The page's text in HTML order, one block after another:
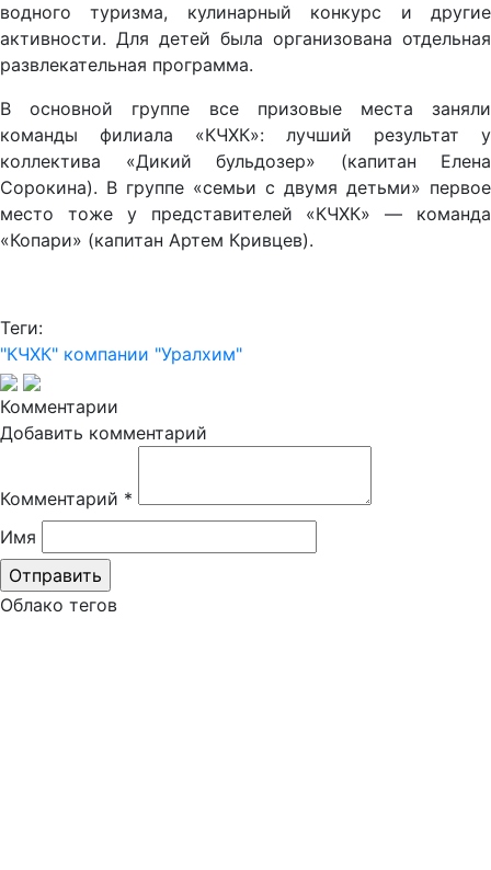
водного туризма, кулинарный конкурс и другие
активности. Для детей была организована отдельная
развлекательная программа.
В основной группе все призовые места заняли
команды филиала «КЧХК»: лучший результат у
коллектива «Дикий бульдозер» (капитан Елена
Сорокина). В группе «семьи с двумя детьми» первое
место тоже у представителей «КЧХК» — команда
«Копари» (капитан Артем Кривцев).
Теги:
"КЧХК" компании "Уралхим"
Комментарии
Добавить комментарий
Комментарий *
Имя
Облако тегов